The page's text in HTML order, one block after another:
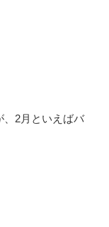
、2月といえばバ